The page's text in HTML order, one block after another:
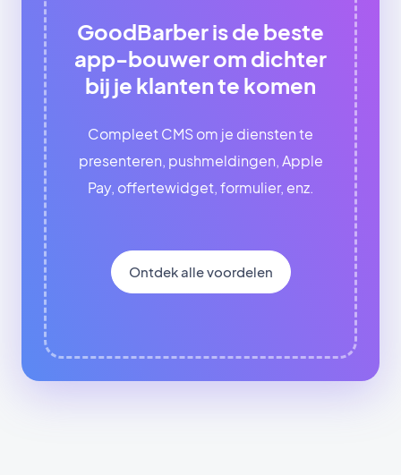
GoodBarber is de beste
app-bouwer om dichter
bij je klanten te komen
Compleet CMS om je diensten te
presenteren, pushmeldingen, Apple
Pay, offertewidget, formulier, enz.
Ontdek alle voordelen